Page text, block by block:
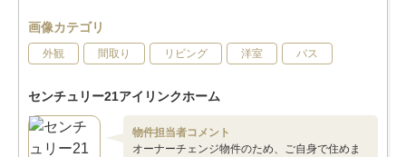
画像カテゴリ
外観 間取り リビング 洋室 バス
センチュリー21アイリンクホーム
物件担当者コメント
オーナーチェンジ物件のため、ご自身で住めま